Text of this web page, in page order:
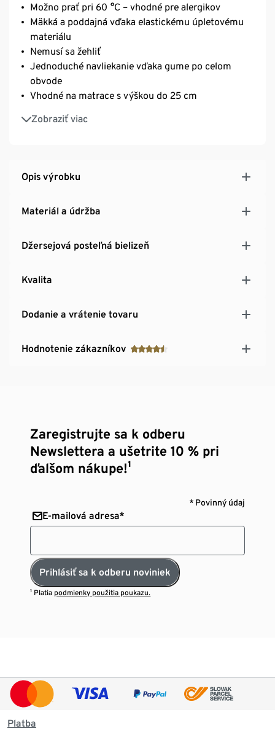
Možno prať pri 60 °C – vhodné pre alergikov
Mäkká a poddajná vďaka elastickému úpletovému
materiálu
Nemusí sa žehliť
Jednoduché navliekanie vďaka gume po celom
obvode
Vhodné na matrace s výškou do 25 cm
Zobraziť viac
Čistá, mäkká bavlna
Opis výrobku
Materiál a údržba
Džersejová posteľná bielizeň
Kvalita
Dodanie a vrátenie tovaru
Hodnotenie zákazníkov
Zaregistrujte sa k odberu
Newslettera a ušetrite 10 % pri
ďalšom nákupe!¹
* Povinný údaj
E-mailová adresa*
Prihlásiť sa k odberu noviniek
¹ Platia podmienky použitia poukazu.
Platba